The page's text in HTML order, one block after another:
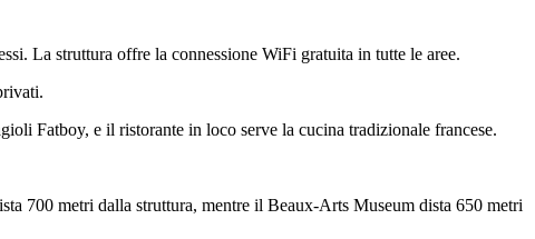
La struttura offre la connessione WiFi gratuita in tutte le aree.
Fatboy, e il ristorante in loco serve la cucina tradizionale francese.
700 metri dalla struttura, mentre il Beaux-Arts Museum dista 650 metri